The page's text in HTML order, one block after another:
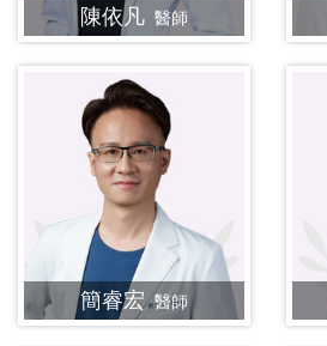
陳依凡 醫師
簡睿宏 醫師